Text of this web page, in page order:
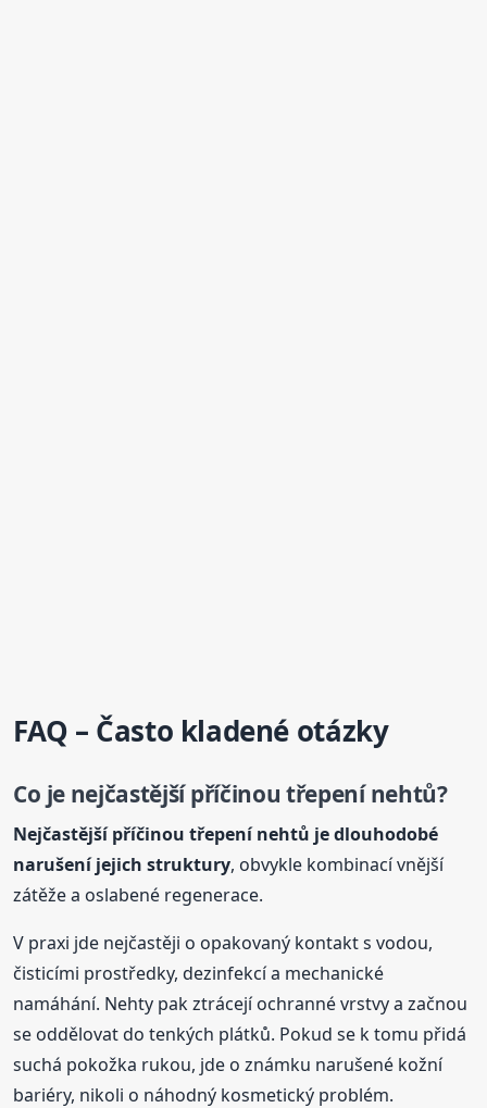
FAQ – Často kladené otázky
Co je nejčastější příčinoutřepení nehtů?
Nejčastější příčinoutřepení nehtů je dlouhodobé
narušení jejich struktury, obvykle kombinací vnější
zátěže a oslabené regenerace.
V praxi jde nejčastěji o opakovaný kontakt s vodou,
čisticími prostředky, dezinfekcí a mechanické
namáhání. Nehty pak ztrácejí ochranné vrstvy a začnou
se oddělovat do tenkých plátků. Pokud se k tomu přidá
suchá pokožka rukou, jde o známku narušené kožní
bariéry, nikoli o náhodný kosmetický problém.